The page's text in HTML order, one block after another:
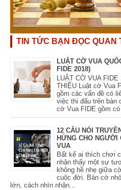
TIN TỨC BẠN ĐỌC QUAN
LUẬT CỜ VUA
FIDE 2018)
LUẬT CỜ VUA FIDE
THIỆU Luật cờ Vua
gồm các vấn đề có
việc thi đấu trên bàn
cờ Vua FIDE gồm có
12 CÂU NÓI
HỨNG CHO NGƯỜI
VUA
Bất kể ai thích chơi
nhận thấy một sự
không hề nhẹ giữa
cuộc đời. Bàn cờ
lớn, cách nhìn nhận...